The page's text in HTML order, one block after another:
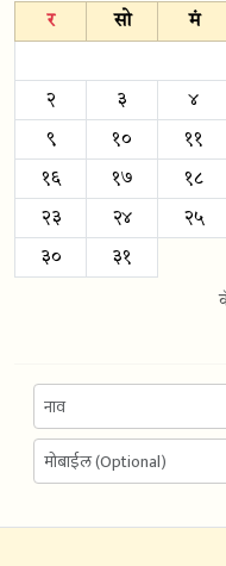
र सो मं
२ ३ ४
९ १० ११
१६ १७ १८
२३ २४ २५
३० ३१